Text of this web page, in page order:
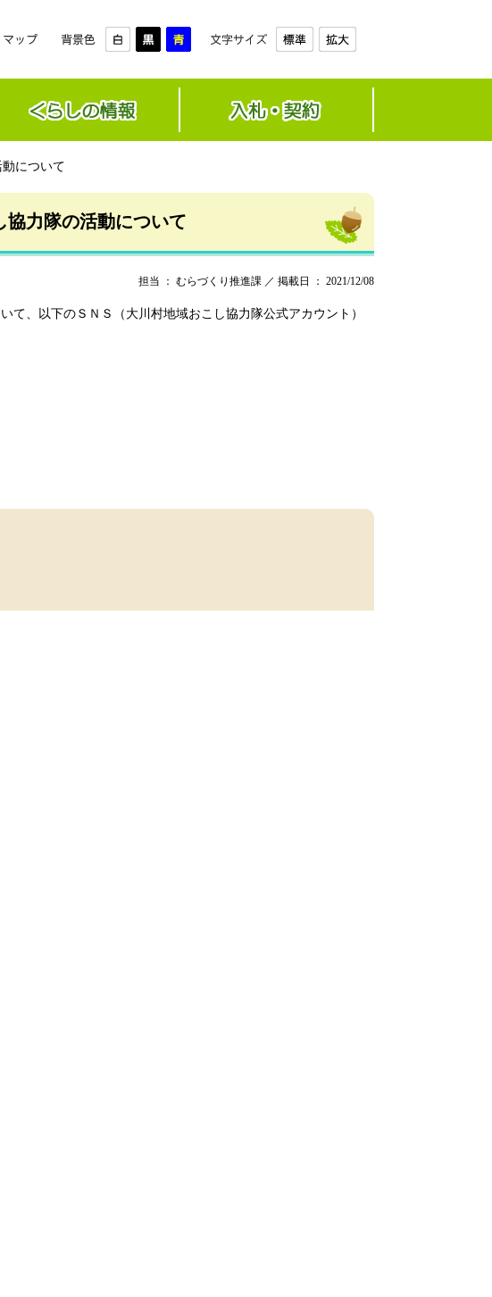
について
協力隊の活動について
担当 ： むらづくり推進課 ／ 掲載日 ： 2021/12/08
、以下のＳＮＳ（大川村地域おこし協力隊公式アカウント）